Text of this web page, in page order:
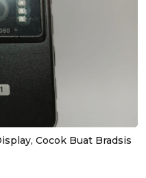
Cocok Buat Bradsis